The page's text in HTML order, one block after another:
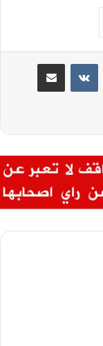
مشاركة عبر البريد